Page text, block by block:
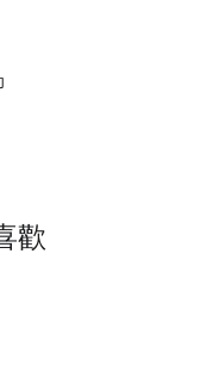
歡